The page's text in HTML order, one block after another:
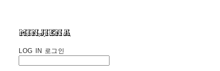
minjiena
LOG IN 로그인